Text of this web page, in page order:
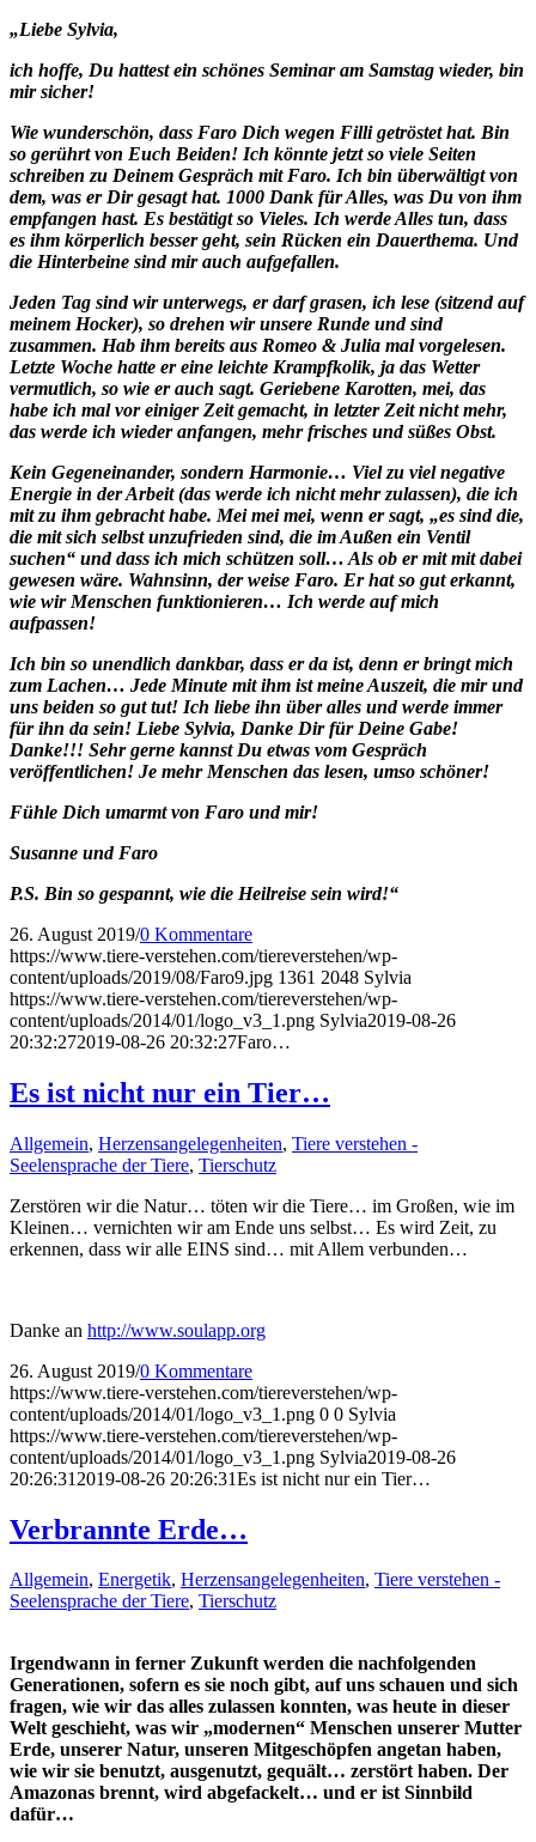
„Liebe Sylvia,
ich hoffe, Du hattest ein schönes Seminar am Samstag wieder, bin
mir sicher!
Wie wunderschön, dass Faro Dich wegen Filli getröstet hat. Bin
so gerührt von Euch Beiden! Ich könnte jetzt so viele Seiten
schreiben zu Deinem Gespräch mit Faro. Ich bin überwältigt von
dem, was er Dir gesagt hat. 1000 Dank für Alles, was Du von ihm
empfangen hast. Es bestätigt so Vieles. Ich werde Alles tun, dass
es ihm körperlich besser geht, sein Rücken ein Dauerthema. Und
die Hinterbeine sind mir auch aufgefallen.
Jeden Tag sind wir unterwegs, er darf grasen, ich lese (sitzend auf
meinem Hocker), so drehen wir unsere Runde und sind
zusammen. Hab ihm bereits aus Romeo & Julia mal vorgelesen.
Letzte Woche hatte er eine leichte Krampfkolik, ja das Wetter
vermutlich, so wie er auch sagt. Geriebene Karotten, mei, das
habe ich mal vor einiger Zeit gemacht, in letzter Zeit nicht mehr,
das werde ich wieder anfangen, mehr frisches und süßes Obst.
Kein Gegeneinander, sondern Harmonie… Viel zu viel negative
Energie in der Arbeit (das werde ich nicht mehr zulassen), die ich
mit zu ihm gebracht habe. Mei mei mei, wenn er sagt, „es sind die,
die mit sich selbst unzufrieden sind, die im Außen ein Ventil
suchen“ und dass ich mich schützen soll… Als ob er mit mit dabei
gewesen wäre. Wahnsinn, der weise Faro. Er hat so gut erkannt,
wie wir Menschen funktionieren… Ich werde auf mich
aufpassen!
Ich bin so unendlich dankbar, dass er da ist, denn er bringt mich
zum Lachen… Jede Minute mit ihm ist meine Auszeit, die mir und
uns beiden so gut tut! Ich liebe ihn über alles und werde immer
für ihn da sein! Liebe Sylvia, Danke Dir für Deine Gabe!
Danke!!! Sehr gerne kannst Du etwas vom Gespräch
veröffentlichen! Je mehr Menschen das lesen, umso schöner!
Fühle Dich umarmt von Faro und mir!
Susanne und Faro
P.S. Bin so gespannt, wie die Heilreise sein wird!“
26. August 2019/0 Kommentare
https://www.tiere-verstehen.com/tiereverstehen/wp-
content/uploads/2019/08/Faro9.jpg 1361 2048 Sylvia
https://www.tiere-verstehen.com/tiereverstehen/wp-
content/uploads/2014/01/logo_v3_1.png Sylvia2019-08-26
20:32:272019-08-26 20:32:27Faro…
Es ist nicht nur ein Tier…
Allgemein, Herzensangelegenheiten, Tiere verstehen -
Seelensprache der Tiere, Tierschutz
Zerstören wir die Natur… töten wir die Tiere… im Großen, wie im
Kleinen… vernichten wir am Ende uns selbst… Es wird Zeit, zu
erkennen, dass wir alle EINS sind… mit Allem verbunden…
Danke an http://www.soulapp.org
26. August 2019/0 Kommentare
https://www.tiere-verstehen.com/tiereverstehen/wp-
content/uploads/2014/01/logo_v3_1.png 0 0 Sylvia
https://www.tiere-verstehen.com/tiereverstehen/wp-
content/uploads/2014/01/logo_v3_1.png Sylvia2019-08-26
20:26:31 2019-08-26 20:26:31Es ist nicht nur ein Tier…
Verbrannte Erde…
Allgemein, Energetik, Herzensangelegenheiten, Tiere verstehen -
Seelensprache der Tiere, Tierschutz
Irgendwann in ferner Zukunft werden die nachfolgenden
Generationen, sofern es sie noch gibt, auf uns schauen und sich
fragen, wie wir das alles zulassen konnten, was heute in dieser
Welt geschieht, was wir „modernen“ Menschen unserer Mutter
Erde, unserer Natur, unseren Mitgeschöpfen angetan haben,
wie wir sie benutzt, ausgenutzt, gequält… zerstört haben. Der
Amazonas brennt, wird abgefackelt… und er ist Sinnbild
dafür…